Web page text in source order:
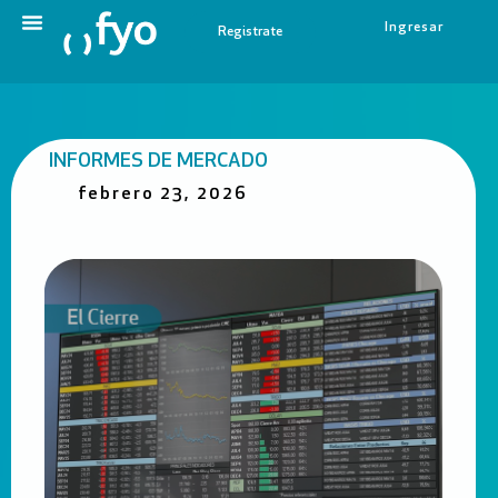
Registrate Ingresar
INFORMES DE MERCADO
febrero 23, 2026